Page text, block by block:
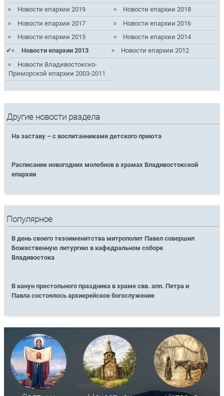
Новости епархии 2019
Новости епархии 2018
Новости епархии 2017
Новости епархии 2016
Новости епархии 2015
Новости епархии 2014
Новости епархии 2013
Новости епархии 2012
Новости Владивостокско-
Приморской епархии 2003-2011
Другие новости раздела
На заставу – с воспитанниками детского приюта
Расписание новогодних молебнов в храмах Владивостокской
епархии
Популярное
В день своего тезоименитства митрополит Павел совершил
Божественную литургию в кафедральном соборе
Владивостока
В канун престольного праздника в храме свв. апп. Петра и
Павла состоялось архиерейское богослужение